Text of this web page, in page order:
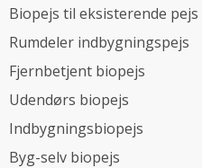
Biopejs til eksisterende pejs
Rumdeler indbygningspejs
Fjernbetjent biopejs
Udendørs biopejs
Indbygningsbiopejs
Byg-selv biopejs